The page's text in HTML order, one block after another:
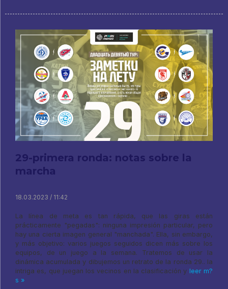
29-primera ronda: notas sobre la
marcha
18.03.2023 / 11:42
La línea de meta es tan rápida, que las giras están
prácticamente "pegadas": ninguna impresión particular, pero
hay una cierta imagen general "manchada". Ella, sin embargo,
y más objetivo: varios juegos seguidos dicen más sobre los
equipos, de un juego a la semana. Tratemos de usar la
dinámica acumulada y dibujemos un retrato de la ronda 29.. la
intriga es, que juegan los vecinos en la clasificación y leer m?
s »